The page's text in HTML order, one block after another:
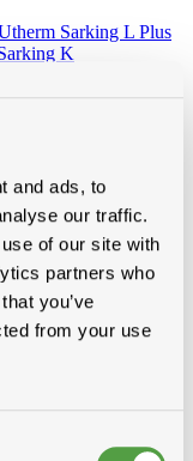
and ads, to
our traffic.
of our site with
partners who
you’ve
from your use
Sarking L Plus
K
140mm150mm
zoldertrappen en